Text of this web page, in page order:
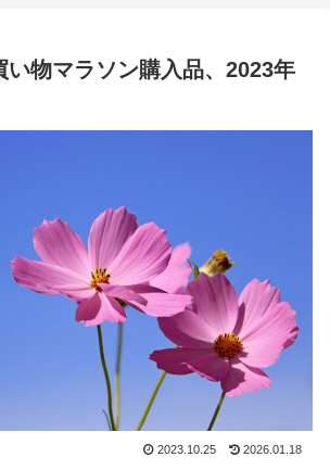
い物マラソン購入品、2023年
2023.10.25 2026.01.18